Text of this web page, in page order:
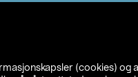
(cookies) og